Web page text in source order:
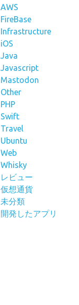
AWS
FireBase
Infrastructure
iOS
Java
Javascript
Mastodon
Other
PHP
Swift
Travel
Ubuntu
Web
Whisky
レビュー
仮想通貨
未分類
開発したアプリ